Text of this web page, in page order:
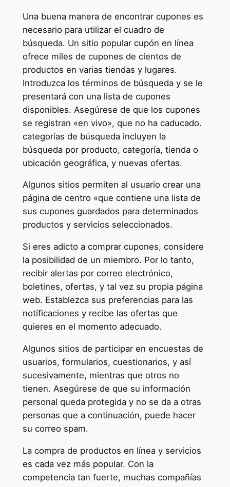
Una buena manera de encontrar cupones es
necesario para utilizar el cuadro de
búsqueda. Un sitio popular cupón en línea
ofrece miles de cupones de cientos de
productos en varias tiendas y lugares.
Introduzca los términos de búsqueda y se le
presentará con una lista de cupones
disponibles. Asegúrese de que los cupones
se registran «en vivo», que no ha caducado.
categorías de búsqueda incluyen la
búsqueda por producto, categoría, tienda o
ubicación geográfica, y nuevas ofertas.
Algunos sitios permiten al usuario crear una
página de centro «que contiene una lista de
sus cupones guardados para determinados
productos y servicios seleccionados.
Si eres adicto a comprar cupones, considere
la posibilidad de un miembro. Por lo tanto,
recibir alertas por correo electrónico,
boletines, ofertas, y tal vez su propia página
web. Establezca sus preferencias para las
notificaciones y recibe las ofertas que
quieres en el momento adecuado.
Algunos sitios de participar en encuestas de
usuarios, formularios, cuestionarios, y así
sucesivamente, mientras que otros no
tienen. Asegúrese de que su información
personal queda protegida y no se da a otras
personas que a continuación, puede hacer
su correo spam.
La compra de productos en línea y servicios
es cada vez más popular. Con la
competencia tan fuerte, muchas compañías